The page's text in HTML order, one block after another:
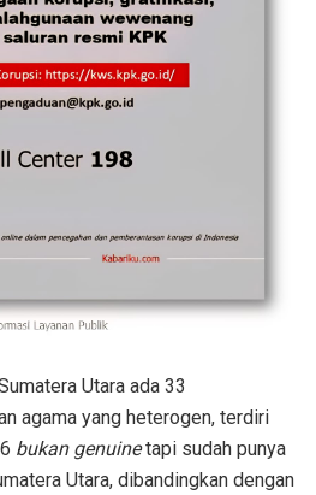
Utara ada 33
agama yang heterogen, terdiri
bukan genuinetapi sudah punya
Utara, dibandingkan dengan